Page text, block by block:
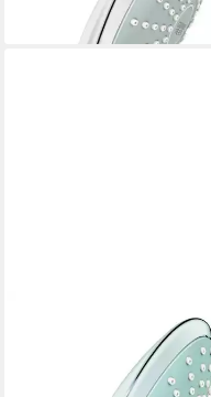
Handbrause Euphoria 110
Duo 2, Strahlarten - Chrom